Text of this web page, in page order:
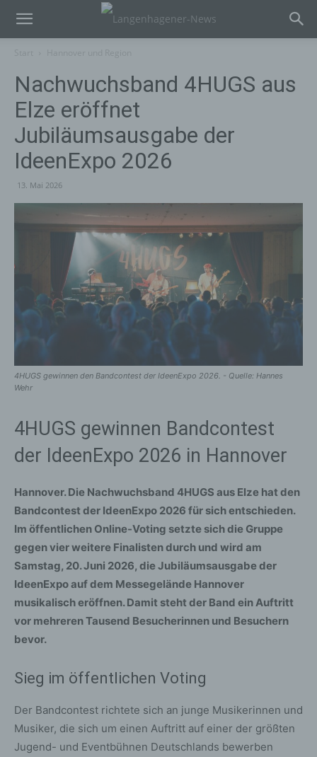
Nachwuchsband 4HUGS aus
Elze eröffnet
Jubiläumsausgabe der
IdeenExpo 2026
13. Mai 2026
4HUGS gewinnen den Bandcontest der IdeenExpo 2026. - Quelle: Hannes
Wehr
4HUGS gewinnen Bandcontest
der IdeenExpo 2026 in Hannover
Hannover. Die Nachwuchsband 4HUGS aus Elze hat den
Bandcontest der IdeenExpo 2026 für sich entschieden.
Im öffentlichen Online-Voting setzte sich die Gruppe
gegen vier weitere Finalisten durch und wird am
Samstag, 20. Juni 2026, die Jubiläumsausgabe der
IdeenExpo auf dem Messegelände Hannover
musikalisch eröffnen. Damit steht der Band ein Auftritt
vor mehreren Tausend Besucherinnen und Besuchern
bevor.
Sieg im öffentlichen Voting
Der Bandcontest richtete sich an junge Musikerinnen und
Musiker, die sich um einen Auftritt auf einer der größten
Jugend- und Eventbühnen Deutschlands bewerben